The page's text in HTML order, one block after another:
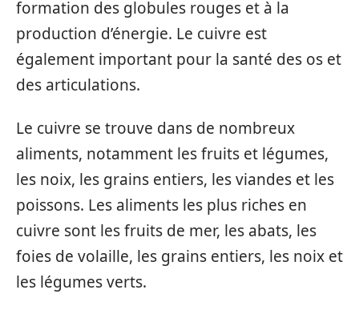
formation des globules rouges et à la
production d’énergie. Le cuivre est
également important pour la santé des os et
des articulations.
Le cuivre se trouve dans de nombreux
aliments, notamment les fruits et légumes,
les noix, les grains entiers, les viandes et les
poissons. Les aliments les plus riches en
cuivre sont les fruits de mer, les abats, les
foies de volaille, les grains entiers, les noix et
les légumes verts.